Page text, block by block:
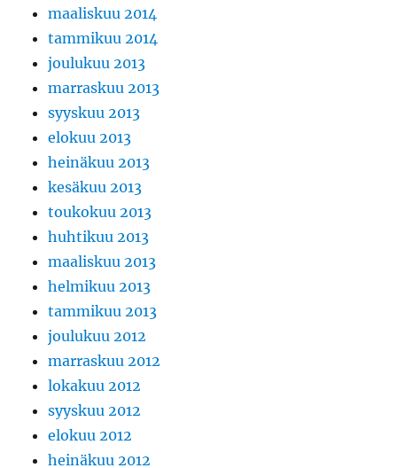
maaliskuu 2014
tammikuu 2014
joulukuu 2013
marraskuu 2013
syyskuu 2013
elokuu 2013
heinäkuu 2013
kesäkuu 2013
toukokuu 2013
huhtikuu 2013
maaliskuu 2013
helmikuu 2013
tammikuu 2013
joulukuu 2012
marraskuu 2012
lokakuu 2012
syyskuu 2012
elokuu 2012
heinäkuu 2012